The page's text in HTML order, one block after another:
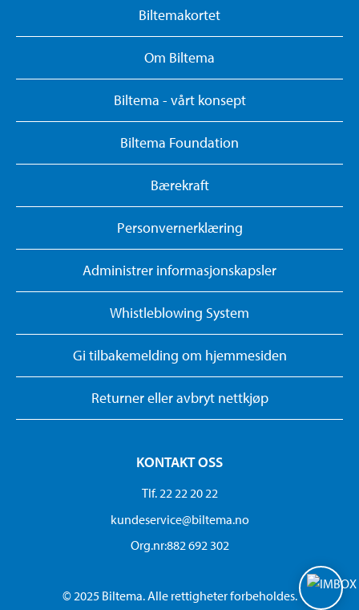
Biltemakortet
Om Biltema
Biltema - vårt konsept
Biltema Foundation
Bærekraft
Personvernerklæring
Administrer informasjonskapsler
Whistleblowing System
Gi tilbakemelding om hjemmesiden
Returner eller avbryt nettkjøp
KONTAKT OSS
Tlf. 22 22 20 22
kundeservice@biltema.no
Org.nr:882 692 302
© 2025 Biltema. Alle rettigheter forbeholdes.